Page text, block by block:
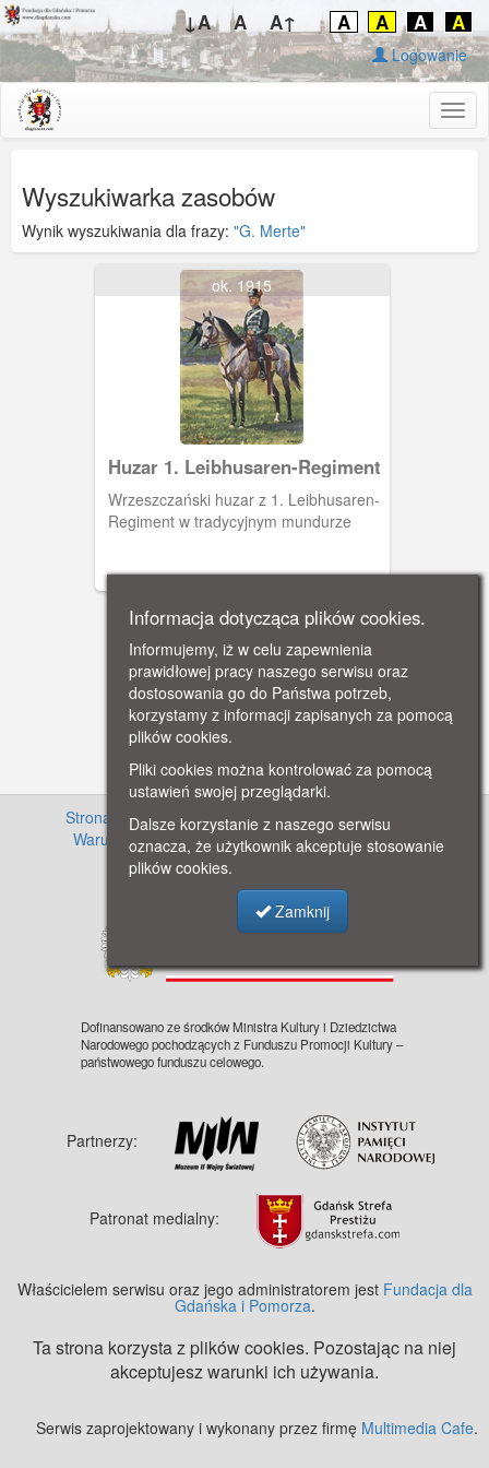
↓A A A↑ A A A A
Logowanie
Wyszukiwarka zasobów
Wynik wyszukiwania dla frazy: "G. Merte"
ok. 1915
Huzar 1. Leibhusaren-Regiment
Wrzeszczański huzar z 1. Leibhusaren-
Regiment w tradycyjnym mundurze
Strona główna · Informacje o projekcie · Cennik
Warunki używania zasobów
· Kontakt ·
Regulamin
serwisu
· Polityka prywatności
Dofinansowano ze środków Ministra Kultury i Dziedzictwa
Narodowego pochodzących z Funduszu Promocji Kultury –
państwowego funduszu celowego.
Partnerzy:
Patronat medialny:
Właścicielem serwisu oraz jego administratorem jest Fundacja dla
Gdańska i Pomorza.
Ta strona korzysta z plików cookies. Pozostając na niej
akceptujesz warunki ich używania.
Serwis zaprojektowany i wykonany przez firmę Multimedia Cafe.
Informacja dotycząca plików cookies.
Informujemy, iż w celu zapewnienia
prawidłowej pracy naszego serwisu oraz
dostosowania go do Państwa potrzeb,
korzystamy z informacji zapisanych za pomocą
plików cookies.
Pliki cookies można kontrolować za pomocą
ustawień swojej przeglądarki.
Dalsze korzystanie z naszego serwisu
oznacza, że użytkownik akceptuje stosowanie
plików cookies.
Zamknij